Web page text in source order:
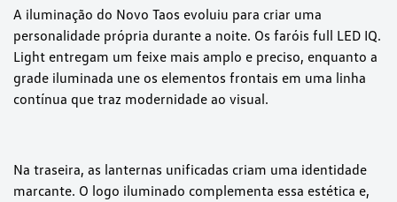
A iluminação do Novo Taos evoluiu para criar uma
personalidade própria durante a noite. Os faróis full LED IQ.
Light entregam um feixe mais amplo e preciso, enquanto a
grade iluminada une os elementos frontais em uma linha
contínua que traz modernidade ao visual.
Na traseira, as lanternas unificadas criam uma identidade
marcante. O logo iluminado complementa essa estética e,